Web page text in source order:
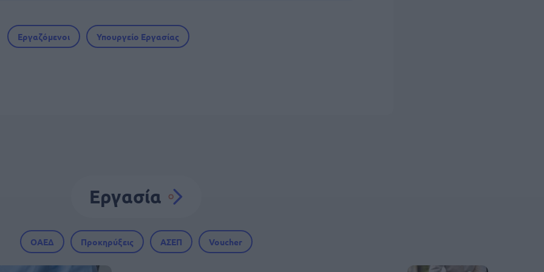
Εργαζόμενοι Υπουργείο Εργασίας
Εργασία
ΟΑΕΔ Προκηρύξεις ΑΣΕΠ Voucher